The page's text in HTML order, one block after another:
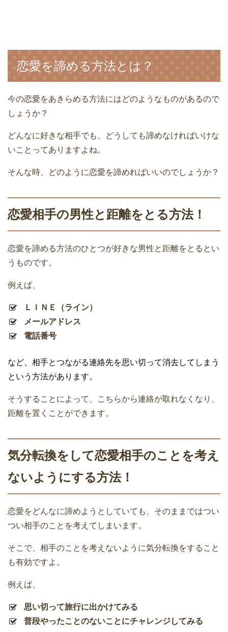
恋愛を諦める方法とは？
今の恋愛をあきらめる方法にはどのようなものがあるので
しょうか？
どんなに好きな相手でも、どうしても諦めなければいけな
いことってありますよね。
そんな時、どのように恋愛を諦めればいいのでしょうか？
恋愛相手の男性と距離をとる方法！
恋愛を諦める方法のひとつが好きな男性と距離をとるとい
うものです。
例えば、
ＬＩＮＥ（ライン）
メールアドレス
電話番号
など、相手とつながる連絡先を思い切って消去してしまう
という方法があります。
そうすることによって、こちらから連絡が取れなくなり、
距離を置くことができます。
気分転換をして恋愛相手のことを考え
ないようにする方法！
恋愛をどんなに諦めようとしていても、そのままではつい
つい相手のことを考えてしまいます。
そこで、相手のことを考えないように気分転換をすること
も有効ですよ。
例えば、
思い切って旅行に出かけてみる
普段やったことのないことにチャレンジしてみる